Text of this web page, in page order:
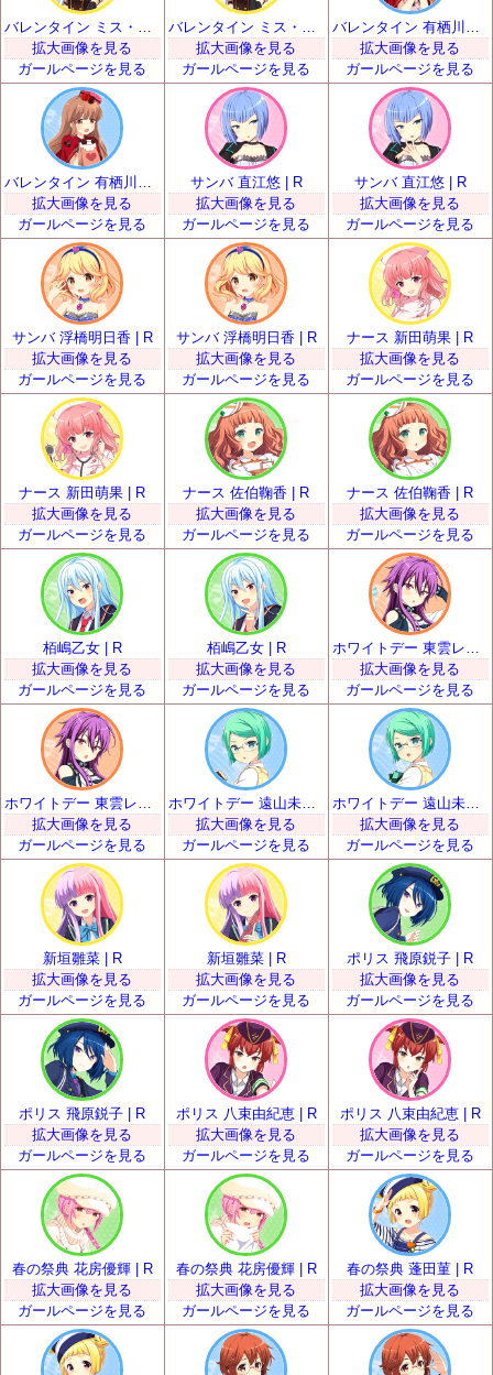
拡大画像を見る
ガールページを見る
拡大画像を見る
ガールページを見る
拡大画像を見る
ガールページを見る
拡大画像を見る
ガールページを見る
サンバ 直江悠 | R
拡大画像を見る
ガールページを見る
サンバ 直江悠 | R
拡大画像を見る
ガールページを見る
サンバ 浮橋明日香 | R
拡大画像を見る
ガールページを見る
サンバ 浮橋明日香 | R
拡大画像を見る
ガールページを見る
ナース 新田萌果 | R
拡大画像を見る
ガールページを見る
ナース 新田萌果 | R
拡大画像を見る
ガールページを見る
ナース 佐伯鞠香 | R
拡大画像を見る
ガールページを見る
ナース 佐伯鞠香 | R
拡大画像を見る
ガールページを見る
栢嶋乙女 | R
拡大画像を見る
ガールページを見る
栢嶋乙女 | R
拡大画像を見る
ガールページを見る
拡大画像を見る
ガールページを見る
拡大画像を見る
ガールページを見る
ホワイトデー 遠山未涼 | R
拡大画像を見る
ガールページを見る
ホワイトデー 遠山未涼 | R
拡大画像を見る
ガールページを見る
新垣雛菜 | R
拡大画像を見る
ガールページを見る
新垣雛菜 | R
拡大画像を見る
ガールページを見る
ポリス 飛原鋭子 | R
拡大画像を見る
ガールページを見る
ポリス 飛原鋭子 | R
拡大画像を見る
ガールページを見る
ポリス 八束由紀恵 | R
拡大画像を見る
ガールページを見る
ポリス 八束由紀恵 | R
拡大画像を見る
ガールページを見る
春の祭典 花房優輝 | R
拡大画像を見る
ガールページを見る
春の祭典 花房優輝 | R
拡大画像を見る
ガールページを見る
春の祭典 蓬田菫 | R
拡大画像を見る
ガールページを見る